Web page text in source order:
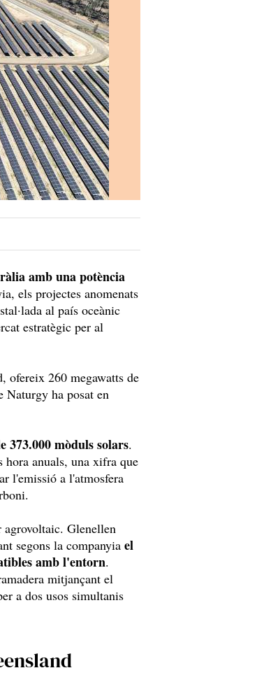
amb una potència
els projectes anomenats
al país oceànic
estratègic per al
ofereix 260 megawatts de
Naturgy ha posat en
373.000 mòduls solars.
hora anuals, una xifra que
l'emissió a l'atmosfera
agrovoltaic. Glenellen
segons la companyia el
amb l'entorn.
mitjançant el
a dos usos simultanis